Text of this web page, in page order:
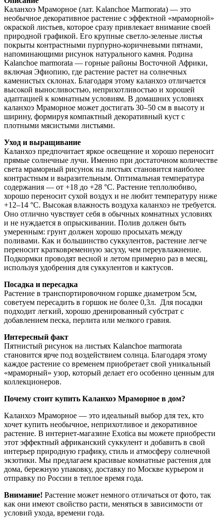
Каланхоэ Мраморное (лат. Kalanchoe Marmorata) — это
необычное декоративное растение с эффектной «мраморной»
окраской листьев, которое сразу привлекает внимание своей
природной графикой. Его крупные светло-зеленые листья
покрыты контрастными пурпурно-коричневыми пятнами,
напоминающими рисунок натурального камня. Родина
Kalanchoe marmorata — горные районы Восточной Африки,
включая Эфиопию, где растение растет на солнечных
каменистых склонах. Благодаря этому каланхоэ отличается
высокой выносливостью, неприхотливостью и хорошей
адаптацией к комнатным условиям. В домашних условиях
каланхоэ Мраморное может достигать 30–50 см в высоту и
ширину, формируя компактный декоративный куст с
плотными мясистыми листьями.
Уход и выращивание
Каланхоэ предпочитает яркое освещение и хорошо переносит
прямые солнечные лучи. Именно при достаточном количестве
света мраморный рисунок на листьях становится наиболее
контрастным и выразительным. Оптимальная температура
содержания — от +18 до +28 °C. Растение теплолюбиво,
хорошо переносит сухой воздух и не любит температуру ниже
+12–14 °C. Высокая влажность воздуха каланхоэ не требуется.
Оно отлично чувствует себя в обычных комнатных условиях
и не нуждается в опрыскивании. Полив должен быть
умеренным: грунт должен хорошо просыхать между
поливами. Как и большинство суккулентов, растение легче
переносит кратковременную засуху, чем переувлажнение.
Подкормки проводят весной и летом примерно раз в месяц,
используя удобрения для суккулентов и кактусов.
Посадка и пересадка
Растение в транспортировочном горшке диаметром 5см,
советуем пересадить в горшок не более 0,3л. Для посадки
подходит легкий, хорошо дренированный субстрат с
добавлением песка, перлита или мелкого гравия.
Интересный факт
Пятнистый рисунок на листьях Kalanchoe marmorata
становится ярче под воздействием солнца. Благодаря этому
каждое растение со временем приобретает свой уникальный
«мраморный» узор, который делает его особенно ценным для
коллекционеров.
Почему стоит купить Каланхоэ Мраморное в дом?
Каланхоэ Мраморное — это идеальный выбор для тех, кто
хочет купить необычное, неприхотливое и декоративное
растение. В интернет-магазине Exotica вы можете приобрести
этот эффектный африканский суккулент и добавить в свой
интерьер природную графику, стиль и атмосферу солнечной
экзотики. Мы предлагаем красивые комнатные растения для
дома, бережную упаковку, доставку по Москве курьером и
отправку по России в теплое время года.
Внимание! Растение может немного отличаться от фото, так
как они имеют свойство расти, меняться в зависимости от
условий ухода, времени года.